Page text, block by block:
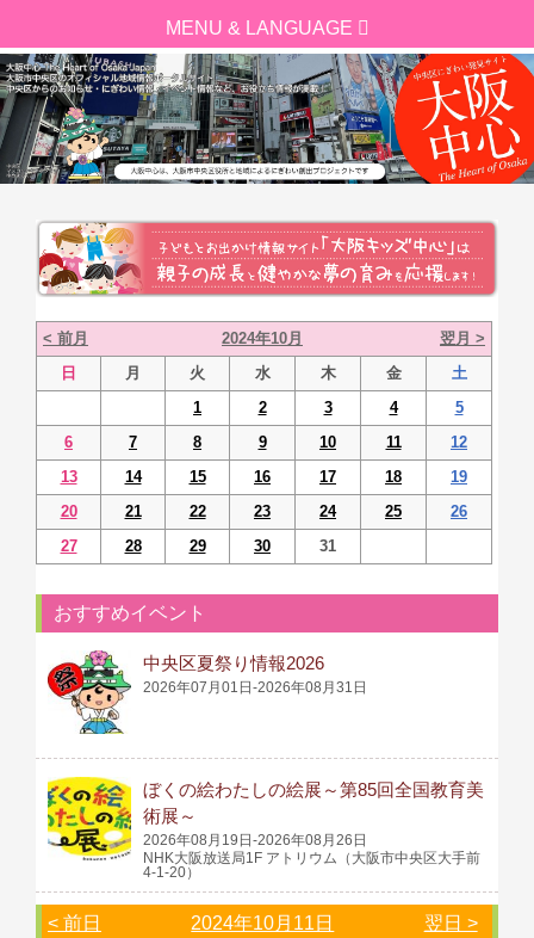
< 前月 2024年10月
翌月 >
日
月 火 水 木 金
土
1
2 3 4
5
6
7 8 9 10 11
12
13
14 15 16 17 18
19
20
21 22 23 24 25
26
27
28 29 30 31
おすすめイベント
中央区夏祭り情報2026
2026年07月01日-2026年08月31日
ぼくの絵わたしの絵展～第85回全国教育美
術展～
2026年08月19日-2026年08月26日
NHK大阪放送局1F アトリウム（大阪市中央区大手前
4-1-20）
< 前日 2024年10月11日 翌日 >